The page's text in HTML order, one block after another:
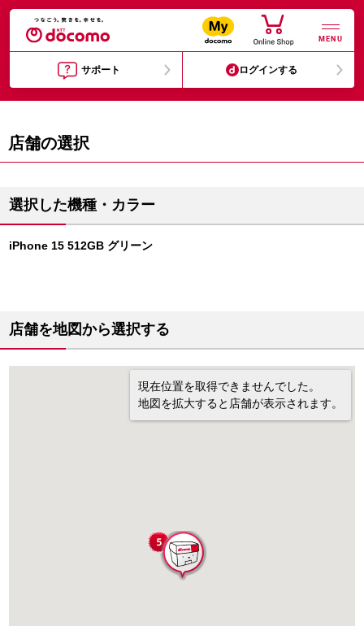
MENU
サポート ログインする
店舗の選択
選択した機種・カラー
iPhone 15 512GB グリーン
店舗を地図から選択する
現在位置を取得できませんでした。
地図を拡大すると店舗が表示されます。